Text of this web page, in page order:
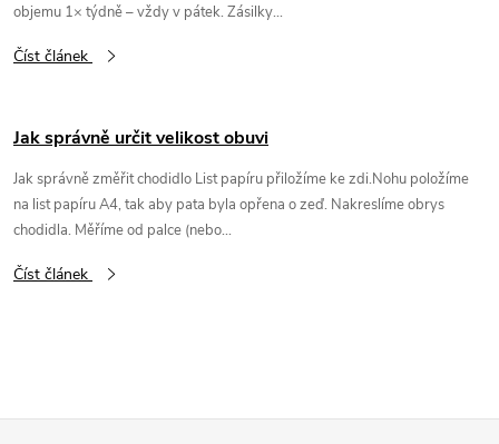
objemu 1× týdně – vždy v pátek. Zásilky...
Číst článek
Jak správně určit velikost obuvi
Jak správně změřit chodidlo List papíru přiložíme ke zdi.Nohu položíme
na list papíru A4, tak aby pata byla opřena o zeď. Nakreslíme obrys
chodidla. Měříme od palce (nebo...
Číst článek